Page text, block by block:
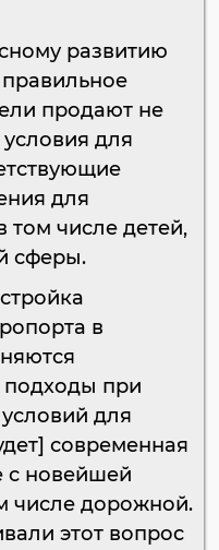
развитию
продают не
для
для
том числе детей,
сферы.
в
при
для
современная
с новейшей
числе дорожной.
этот вопрос